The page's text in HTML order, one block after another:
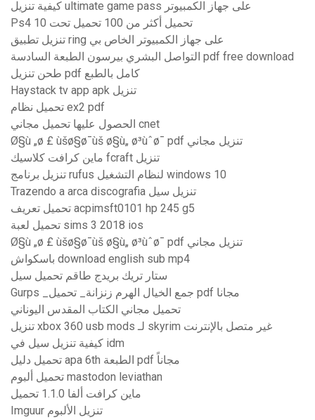
كيفية تنزيل ultimate game pass على جهاز الكمبيوتر
Ps4 تحميل أكثر من 100 تحميل تحت 10
تنزيل تطبيق ring على جهاز الكمبيوتر الخاص بي
التواصل البشري بيرسون الطبعة السادسة pdf free download
طحن تنزيل pdf كامل بالطبع
Haystack tv app apk تنزيل
تحميل نظام ex2 pdf
الحصول عليها تحميل مجاني cnet
Ø§ù „ø £ ùšø§ø¯ùš ø§ù„ ø³ùˆø¯ pdf تنزيل مجاني
ماين كرافت كلاسيك fcraft تنزيل
تنزيل برنامج rufus لنظام التشغيل windows 10
Trazendo a arca discografia تنزيل سيل
تحميل تعريف acpimsft0101 hp 245 g5
تحميل لعبة sims 3 2018 ios
Ø§ù „ø £ ùšø§ø¯ùš ø§ù„ ø³ùˆø¯ pdf تنزيل مجاني
باسكواش download english sub mp4
ستار تريك بريدج طاقم تحميل سيل
Gurps _جمع الخيال الهرم زنزانة_ تحميل pdf مجانا
تحميل مجاني الكتاب المقدس اليوناني
تنزيل xbox 360 usb mods لـ skyrim غير متصل بالإنترنت
كيفية تنزيل سيل في idm
تحميل دليل apa 6th الطبعة pdf مجاناً
تحميل ألبوم mastodon leviathan
ماين كرافت ألفا 1.1.0 تحميل
Imguur تنزيل الألبوم